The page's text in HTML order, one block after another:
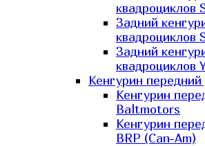
квадроциклов
Задний
квадроциклов
Задний
квадроциклов
Кенгурин
Кенгурин
Baltmotors
Кенгурин
BRP (Can-Am)